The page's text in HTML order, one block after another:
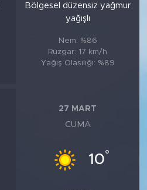
Bölgesel düzensiz yağmur
yağışlı
Nem: %86
Rüzgar: 17 km/h
Yağış Olasılığı: %89
27 MART
CUMA
10°